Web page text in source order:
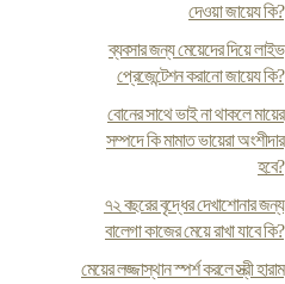
দেওয়া জায়েয কি?
ব্যবসার জন্য মেয়েদের দিয়ে লাইভ
প্রেজেন্টেশন করানো জায়েয কি?
বোনের সাথে ভাই না থাকলে মায়ের
সম্পদে কি মামাত ভায়েরা অংশীদার
হবে?
৭২ বছরের বৃদ্ধের দেখাশোনার জন্য
বালেগা কাজের মেয়ে রাখা যাবে কি?
মেয়ের লজ্জাস্থান স্পর্শ করলে স্ত্রী হারাম